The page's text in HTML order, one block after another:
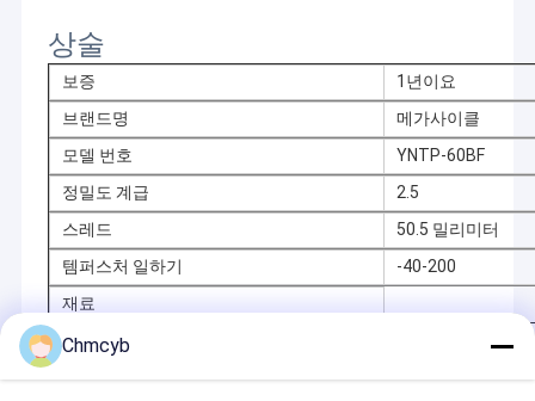
하트 분야 발신기
솔레노이드 밸브
제어 밸브류
고정밀도 유량계
물속에 잠길 수 있는 물 펌프
증압기 다양성
초음파 레벨계
상술
보증
1년이요
브랜드명
메가사이클
모델 번호
YNTP-60BF
정밀도 계급
2.5
스레드
50.5 밀리미터
템퍼스처 일하기
-40-200
재료
추천상품
Chmcyb